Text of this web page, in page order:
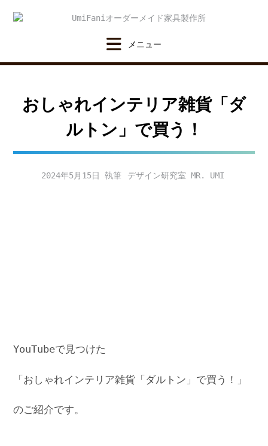
おしゃれインテリア雑貨「ダ
ルトン」で買う！
2024年5月15日 デザイン研究室 MR. UMI
YouTubeで見つけた
「おしゃれインテリア雑貨「ダルトン」で買う！」
のご紹介です。